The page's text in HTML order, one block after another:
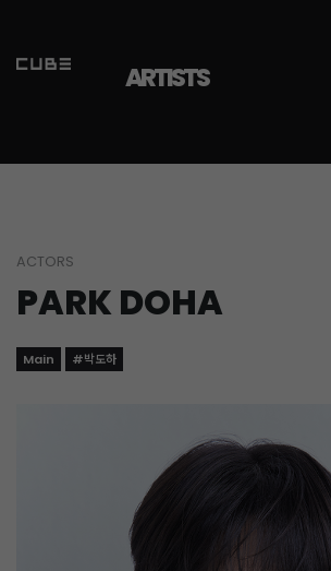
ARTISTS
ACTORS
PARK DOHA
Main #박도하